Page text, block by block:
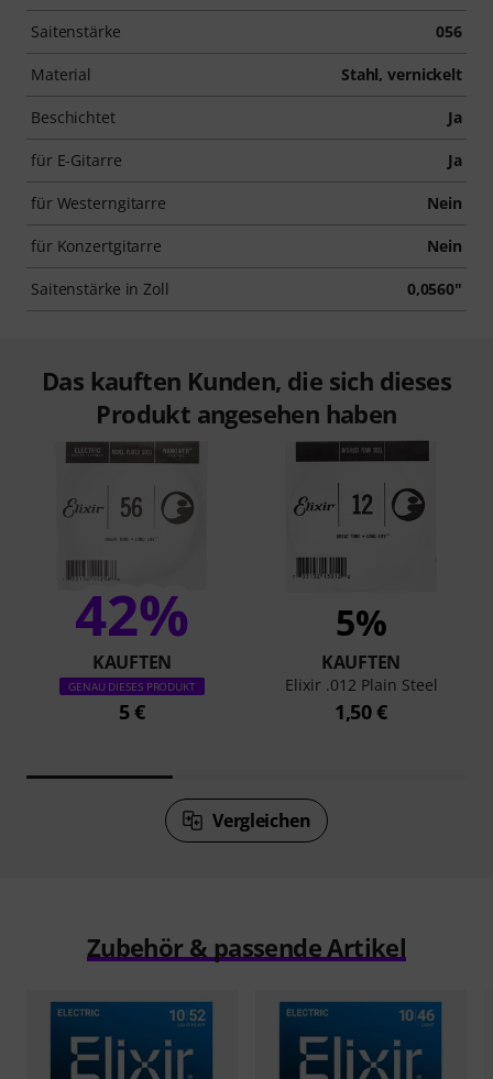
Saitenstärke 056
Material Stahl, vernickelt
Beschichtet Ja
für E-Gitarre Ja
für Westerngitarre Nein
für Konzertgitarre Nein
Saitenstärke in Zoll 0,0560"
Das kauften Kunden, die sich dieses
Produkt angesehen haben
42%
KAUFTEN
GENAU DIESES PRODUKT
5 €
5%
KAUFTEN
Elixir .012 Plain Steel
1,50 €
Vergleichen
Zubehör & passende Artikel